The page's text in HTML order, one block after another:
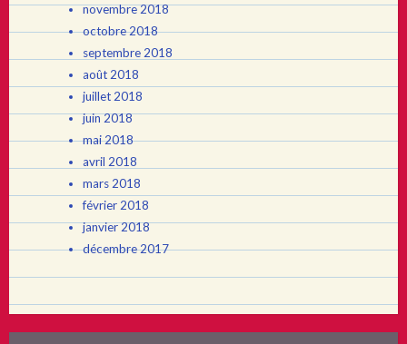
novembre 2018
octobre 2018
septembre 2018
août 2018
juillet 2018
juin 2018
mai 2018
avril 2018
mars 2018
février 2018
janvier 2018
décembre 2017